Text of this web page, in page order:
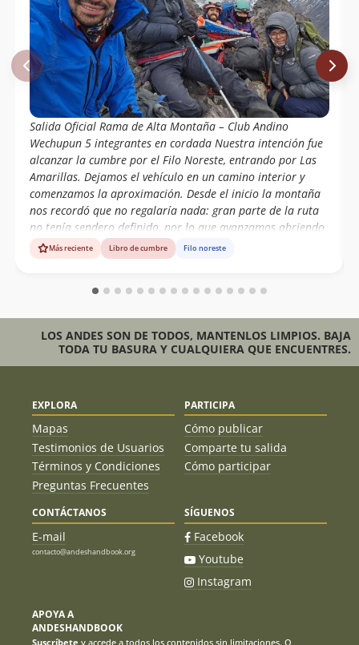
Salida Oficial Rama de Alta Montaña – Club Andino
Wechupun 5 integrantes en cordada Nuestra intención fue
alcanzar la cumbre por el Filo Noreste, entrando por Las
Amarillas. Dejamos el vehículo en un camino interior y
comenzamos la aproximación. Desde el inicio la montaña
nos recordó que no regalaría nada: gran parte de la ruta
no tenía sendero definido, por lo que avanzamos abriendo
camino a pura experiencia y lectura de terreno. Instalamos
el Campamento Base a los 3.000 msnm, en un pequeño
ante un viento constante que nunca nos dio tregua. A las
expuestos. La progresión fue lenta y exigente: terreno
Más reciente Libro de cumbre Filo noreste
LOS ANDES SON DE TODOS, MANTENLOS LIMPIOS. BAJA
TODA TU BASURA Y CUALQUIERA QUE ENCUENTRES.
EXPLORA
Mapas
Testimonios de Usuarios
Términos y Condiciones
Preguntas Frecuentes
PARTICIPA
Cómo publicar
Comparte tu salida
Cómo participar
CONTÁCTANOS
E-mail
contacto@andeshandbook.org
SÍGUENOS
Facebook
Youtube
Instagram
APOYA A
ANDESHANDBOOK
Suscríbete y accede a todos los contenidos sin limitaciones. O